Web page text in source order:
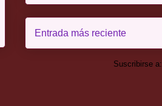
Entrada más reciente
Suscribirse a: